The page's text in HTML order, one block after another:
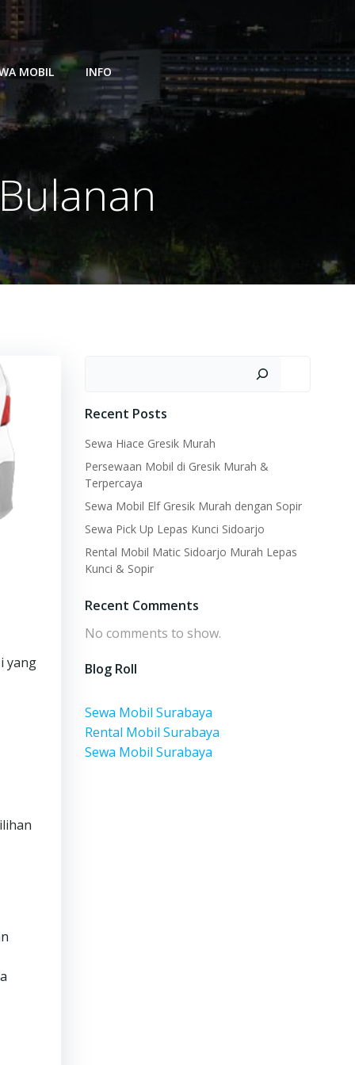
MOBIL INFO
yang
Recent Posts
Sewa Hiace Gresik Murah
Persewaan Mobil di Gresik Murah &
Terpercaya
Sewa Mobil Elf Gresik Murah dengan Sopir
Sewa Pick Up Lepas Kunci Sidoarjo
Rental Mobil Matic Sidoarjo Murah Lepas
Kunci & Sopir
Recent Comments
No comments to show.
Blog Roll
Sewa Mobil Surabaya
Rental Mobil Surabaya
Sewa Mobil Surabaya